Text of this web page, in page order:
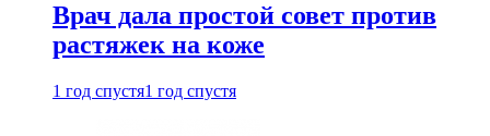
Врач дала простой совет против
растяжек на коже
1 год спустя1 год спустя